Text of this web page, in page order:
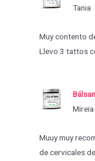
Tania
Muy contento
Llevo 3 tattos
Mireia
Muuy muy
de cervicales